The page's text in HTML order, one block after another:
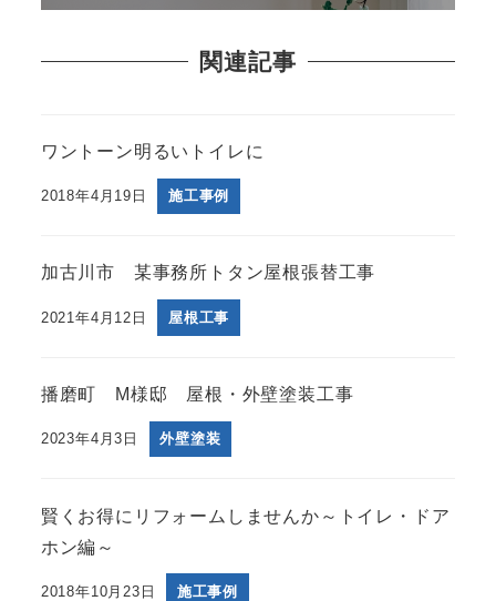
関連記事
ワントーン明るいトイレに
2018年4月19日 施工事例
加古川市 某事務所トタン屋根張替工事
2021年4月12日 屋根工事
播磨町 M様邸 屋根・外壁塗装工事
2023年4月3日 外壁塗装
賢くお得にリフォームしませんか～トイレ・ドア
ホン編～
2018年10月23日 施工事例